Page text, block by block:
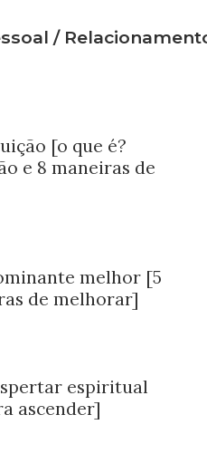
/
[o que é?
e 8 maneiras de
melhor [5
de melhorar]
espiritual
ascender]